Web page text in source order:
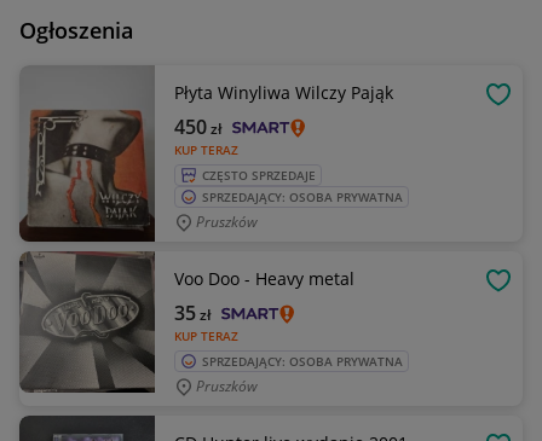
Ogłoszenia
Płyta Winyliwa Wilczy Pająk
KUP TERAZ
450zł
CZĘSTO SPRZEDAJE
SPRZEDAJĄCY: OSOBA PRYWATNA
Pruszków
Voo Doo - Heavy metal
KUP TERAZ
35zł
SPRZEDAJĄCY: OSOBA PRYWATNA
Pruszków